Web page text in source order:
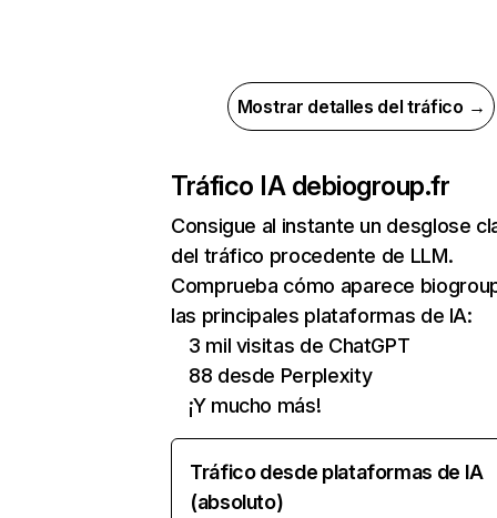
Mostrar detalles del tráfico →
Tráfico IA debiogroup.fr
Consigue al instante un desglose
del tráfico procedente de LLM.
Comprueba cómo aparece
las principales plataformas de IA:
3 mil visitas de ChatGPT
88 desde Perplexity
¡Y mucho más!
Tráfico desde plataformas de IA
(absoluto)